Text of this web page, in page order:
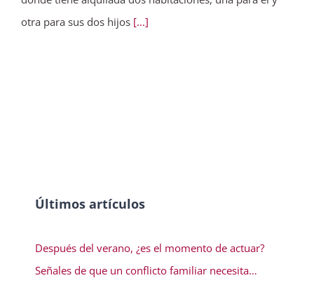
otra para sus dos hijos [...]
Últimos artículos
Después del verano, ¿es el momento de actuar?
Señales de que un conflicto familiar necesita